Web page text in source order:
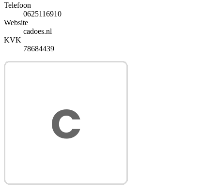
Telefoon
0625116910
Website
cadoes.nl
KVK
78684439